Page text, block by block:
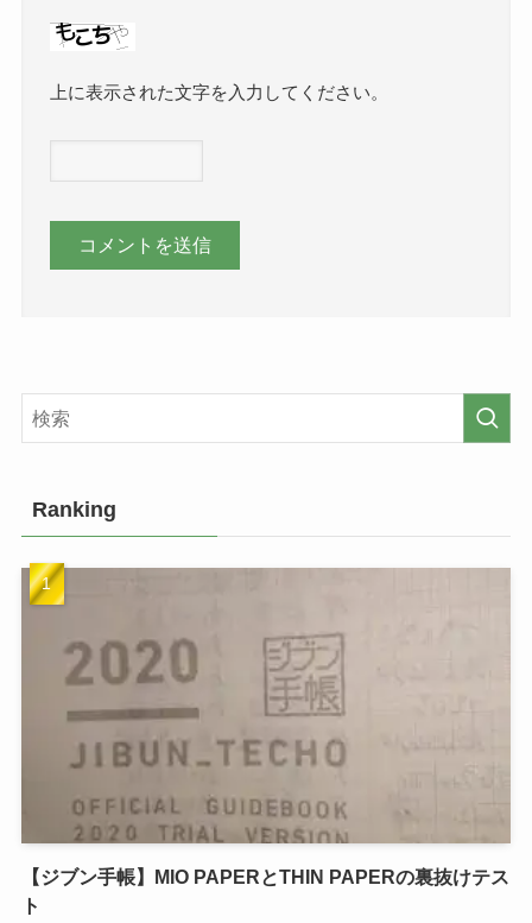
上に表示された文字を入力してください。
Ranking
【ジブン手帳】MIO PAPERとTHIN PAPERの裏抜けテス
ト